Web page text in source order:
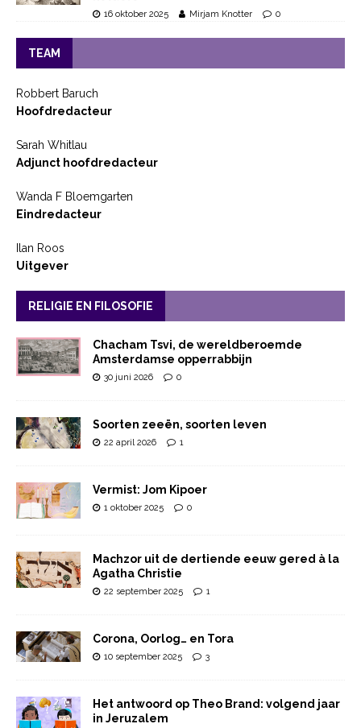
16 oktober 2025 Mirjam Knotter 0
TEAM
Robbert Baruch
Hoofdredacteur
Sarah Whitlau
Adjunct hoofdredacteur
Wanda F Bloemgarten
Eindredacteur
Ilan Roos
Uitgever
RELIGIE EN FILOSOFIE
Chacham Tsvi, de wereldberoemde
Amsterdamse opperrabbijn
30 juni 2026 0
Soorten zeeën, soorten leven
22 april 2026 1
Vermist: Jom Kipoer
1 oktober 2025 0
Machzor uit de dertiende eeuw gered à la
Agatha Christie
22 september 2025 1
Corona, Oorlog… en Tora
10 september 2025 3
Het antwoord op Theo Brand: volgend jaar
in Jeruzalem